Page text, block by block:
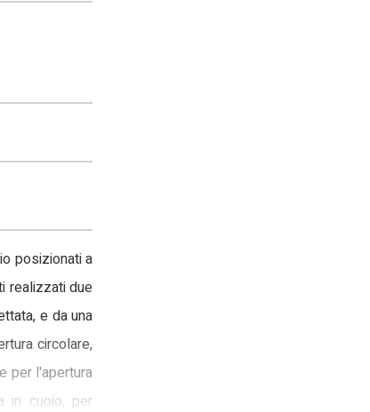
posizionati a
realizzati due
e da una
circolare,
per l'apertura
in cuoio, per